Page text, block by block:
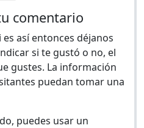
comentario
es así entonces déjanos
si te gustó o no, el
gustes. La información
puedan tomar una
puedes usar un